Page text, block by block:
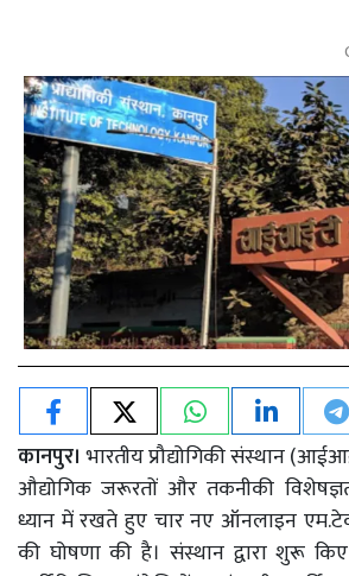
कानपुर। भारतीय प्रौद्योगिकी संस्थान
औद्योगिक जरूरतों और तकनीकी
ध्यान में रखते हुए चार नए ऑनलाइन
की घोषणा की है। संस्थान द्वारा शुरू